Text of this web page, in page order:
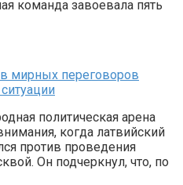
команда завоевала пять
мирных переговоров
политическая арена
когда латвийский
против проведения
Он подчеркнул, что, по